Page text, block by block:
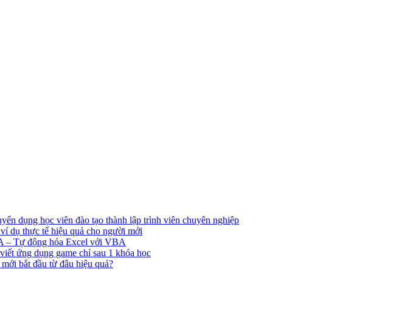
dụng học viên đào tạo thành lập trình viên chuyên nghiệp
dụ thực tế hiệu quả cho người mới
– Tự động hóa Excel với VBA
ứng dụng game chỉ sau 1 khóa học
bắt đầu từ đâu hiệu quả?